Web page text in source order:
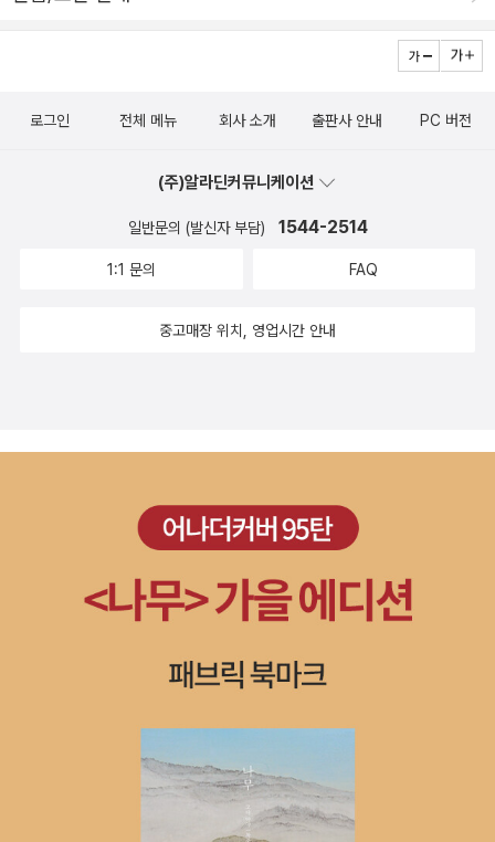
림대회가 있었는데요,바로 이번책 앞.뒤면지를 장식할 그림을 찾는
에 몇작품이 이번 책에 장식되었네요.아마도 한국어린이들에게 더욱
로그인 전체 메뉴 회사 소개 출판사 안내 PC 버전
(주)알라딘커뮤니케이션
일반문의 (발신자 부담) 1544-2514
1:1 문의 FAQ
중고매장 위치, 영업시간 안내